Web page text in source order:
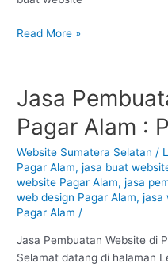
Read More »
Jasa
Pagar Alam :
Website Sumatera Selatan /
Pagar Alam,jasa buat
website Pagar Alam,jasa
web design Pagar Alam,jasa
Pagar Alam /
Jasa Pembuatan Website di
Selamat datang di halaman
Jasa
Pembuatan
Website
Pagar
Alam
:
Profesional